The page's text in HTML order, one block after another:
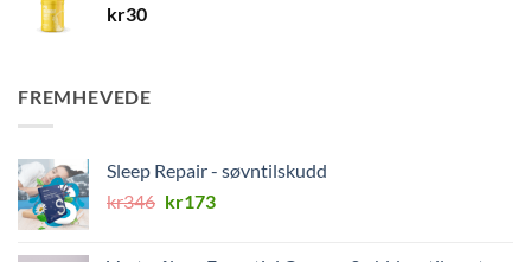
kr30
FREMHEVEDE
Sleep Repair - søvntilskudd
kr346 Opprinnelig
kr173Nåværende